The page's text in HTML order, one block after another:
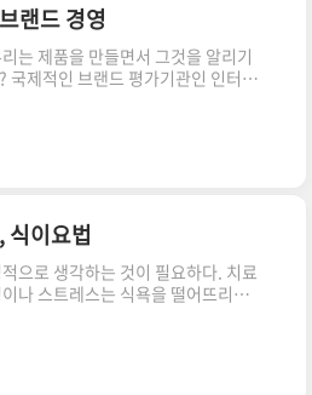
쟁에 이긴 자는 모든 것을 취하고
의 나락에 빠져들게 된다. 기업은
갖 수단과 방법을 가리지 않..
랜드 경영
는 제품을 만들면서 그것을 알리기
국제적인 브랜드 평가기관인 인터브
세계 100대 브랜드에 한국 브랜
올라 있다. 이쯤 되면 세계적이라
든 것이 우리의 현실이라고 할 수
가운데 세계적인 인정과 신뢰를
않고 있는 것은 실로 안타까운 일이
의 만족을 최대치로 끌어올려 상품
야 한다. 이는 상품의 가치와 ..
식이요법
으로 생각하는 것이 필요하다. 치료
나 스트레스는 식욕을 떨어뜨리고
료를 시작하게 마련이다. 사람의 몸
단이 필수적이다. 게다가 암을 앓
다. 건강한 식단과 함께 환자의 힘
는 것으로부터 조직 재생을 도와주